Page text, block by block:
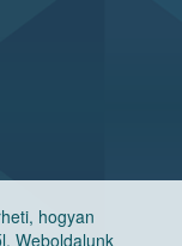
hogyan
Weboldalunk